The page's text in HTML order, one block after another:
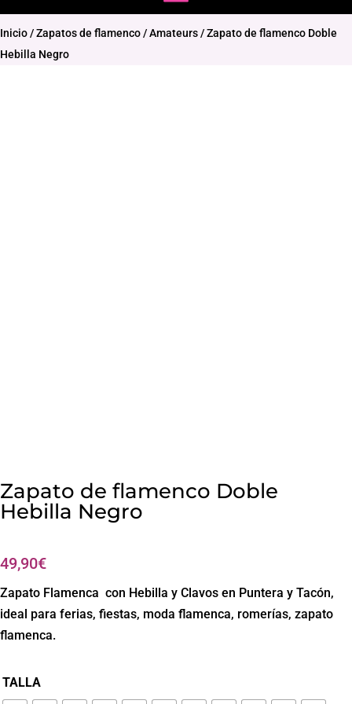
Inicio/Zapatos de flamenco/Amateurs/ Zapato de flamenco Doble
Hebilla Negro
Zapato de flamenco Doble
Hebilla Negro
49,90€
Zapato Flamenca con Hebilla y Clavos en Puntera y Tacón,
ideal para ferias, fiestas, moda flamenca, romerías, zapato
flamenca.
TALLA